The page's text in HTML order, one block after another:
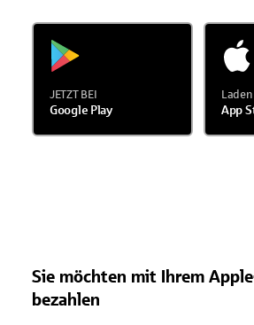
JETZT BEI
Google Play App
Sie möchten mit Ihrem
bezahlen